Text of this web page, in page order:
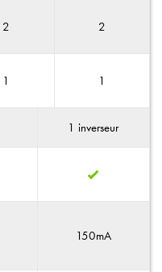
2 2
1 1
1 inverseur
150mA